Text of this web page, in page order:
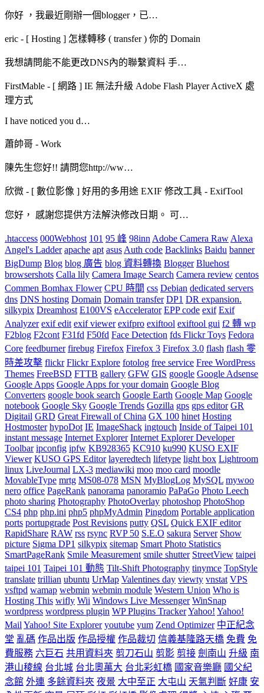
你好 ，我最近剛辦一個blogger，已…
eric - [ Hosting ] 怎樣轉移 ( transfer ) 你的 Domain
我想請問能不能更改DNS內的聯繫資料 手…
FirstMable - [ 網路 ] IE 無法升級 Adobe Flash Player ActiveX 處
理方式
I have noticed you d…
蕭帥哥 - Work
陳先生您好!! 請問您http://ww…
欣微 - [ 數位影像 ] 好用的多用途 EXIF 修改工具 - ExifTool
您好， 感謝您提供方法解決修改日期。 可…
.htaccess 000Webhost 101 95 峰 98inn Adobe Camera Raw Alexa
Angel's Ladder apache apt asus Auth code Backlinks Baidu banner
BigDump Blog blog 廣告 blog 資料轉換 Blogger Bluehost
browsershots Calla lily Camera Image Search Camera review centos
Commen Bomhax Flower CPU 時間 css Debian dedicated servers
dns DNS hosting Domain Domain transfer DP1 DR expansion.
silkypix Dreamhost E100VS eAccelerator EPP code exif Exif
Analyzer exif edit exif viewer exifpro exiftool exiftool gui f2 轉 wp
F2blog F2cont F31fd F50fd Face Detection fds Flickr Toys Fedora
Core feedburner firebug Firefox Firefox 3 Firefox 3.0 flash flash 零
時差攻擊 flickr Flickr Explore fotolog free service Free WordPress
Themes FreeBSD FTTB gallery GFW GIS google Google Adsense
Google Apps Google Apps for your domain Google Blog
Converters google book search Google Earth Google Map Google
notebook Google Sky Google Trends Gozilla gps gps editor GR
Digitail GRD Great Firewall of China GX 100 hinet Hosting
Hostmoster hypoDot IE ImageShack ingtouch Inside of Taipei 101
instant message Internet Explorer Internet Explorer Developer
Toolbar ipconfig ipfw KB928365 KC910 ku990 KUSO EXIF
Viewer KUSO GPS Editor layeredtech lifetype light box Lightroom
linux LiveJournal LX-3 mediawiki moo moo card moodle
MovableType mrtg MS08-078 MSN MyBlogLog MySQL mywoo
nero office PageRank panorama panoramio PaPaGo Photo Leech
photo sharing Photography PhotoOverlay photoshop PhotoShop
CS4 php php.ini php5 phpMyAdmin Pingdom Portable application
ports portupgrade Post Revisions putty QSL Quick EXIF editor
RapidShare RAW rss rsync RVP 50 S.E.O sakura Server Show
picture Sigma DP1 silkypix sitemap Smart Photo Statistics
SmartPageRank Smile Measurement smile shutter StreetView taipei
taipei 101 Taipei 101 動態 Tilt-Shift Photography tinymce TopStyle
translate trillian ubuntu UrMap Valentines day viewty vnstat VPS
vsftpd wamap webmin webmin module Western Union Who is
Hosting This wifly Wii Windows Live Messenger WinSnap
wordpress wordpress plugin WP Plugins TrackerYahoo! Yahoo!
Mail Yahoo! Site Explorer youtube yum Zend Optimizer 中正紀念
堂 亂碼 作品出版 作品授權 作品裁切 信義基隆路天橋 免費 免
費服務 六巨石 共用資料夾 剪刀石山 剪影 剪接 劍南山 升級 南
港山稜線 台北城 台北奧萬大 台北彩虹橋 國家音樂廳 國父紀
念館 外連 多餘資料夾 夜景 大中至正 大屯山 天氣判斷 好康 安